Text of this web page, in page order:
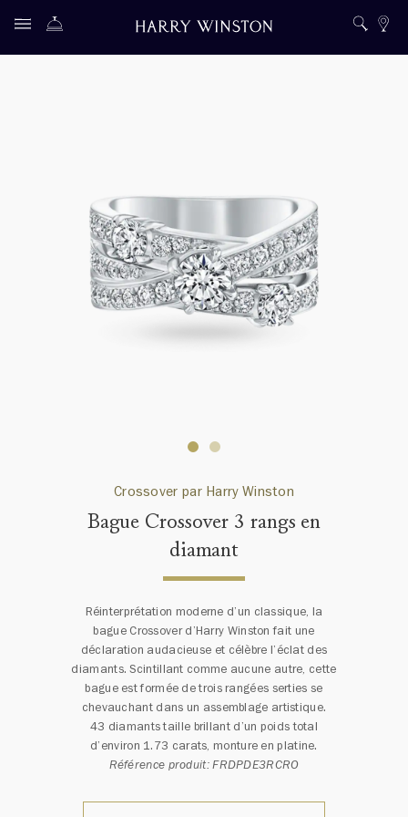
Crossover par Harry Winston
Bague Crossover 3 rangs en
diamant
Réinterprétation moderne d’un classique, la
bague Crossover d’Harry Winston fait une
déclaration audacieuse et célèbre l’éclat des
diamants. Scintillant comme aucune autre, cette
bague est formée de trois rangées serties se
chevauchant dans un assemblage artistique.
43 diamants taille brillant d’un poids total
d’environ 1.73 carats, monture en platine.
Référence produit: FRDPDE3RCRO